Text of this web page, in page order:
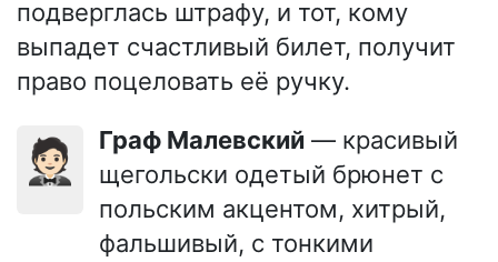
подверглась штрафу, и тот, кому
выпадет счастливый билет, получит
право поцеловать её ручку.
🤵🏻 Граф Малевский — красивый
щегольски одетый брюнет с
польским акцентом, хитрый,
фальшивый, с тонкими